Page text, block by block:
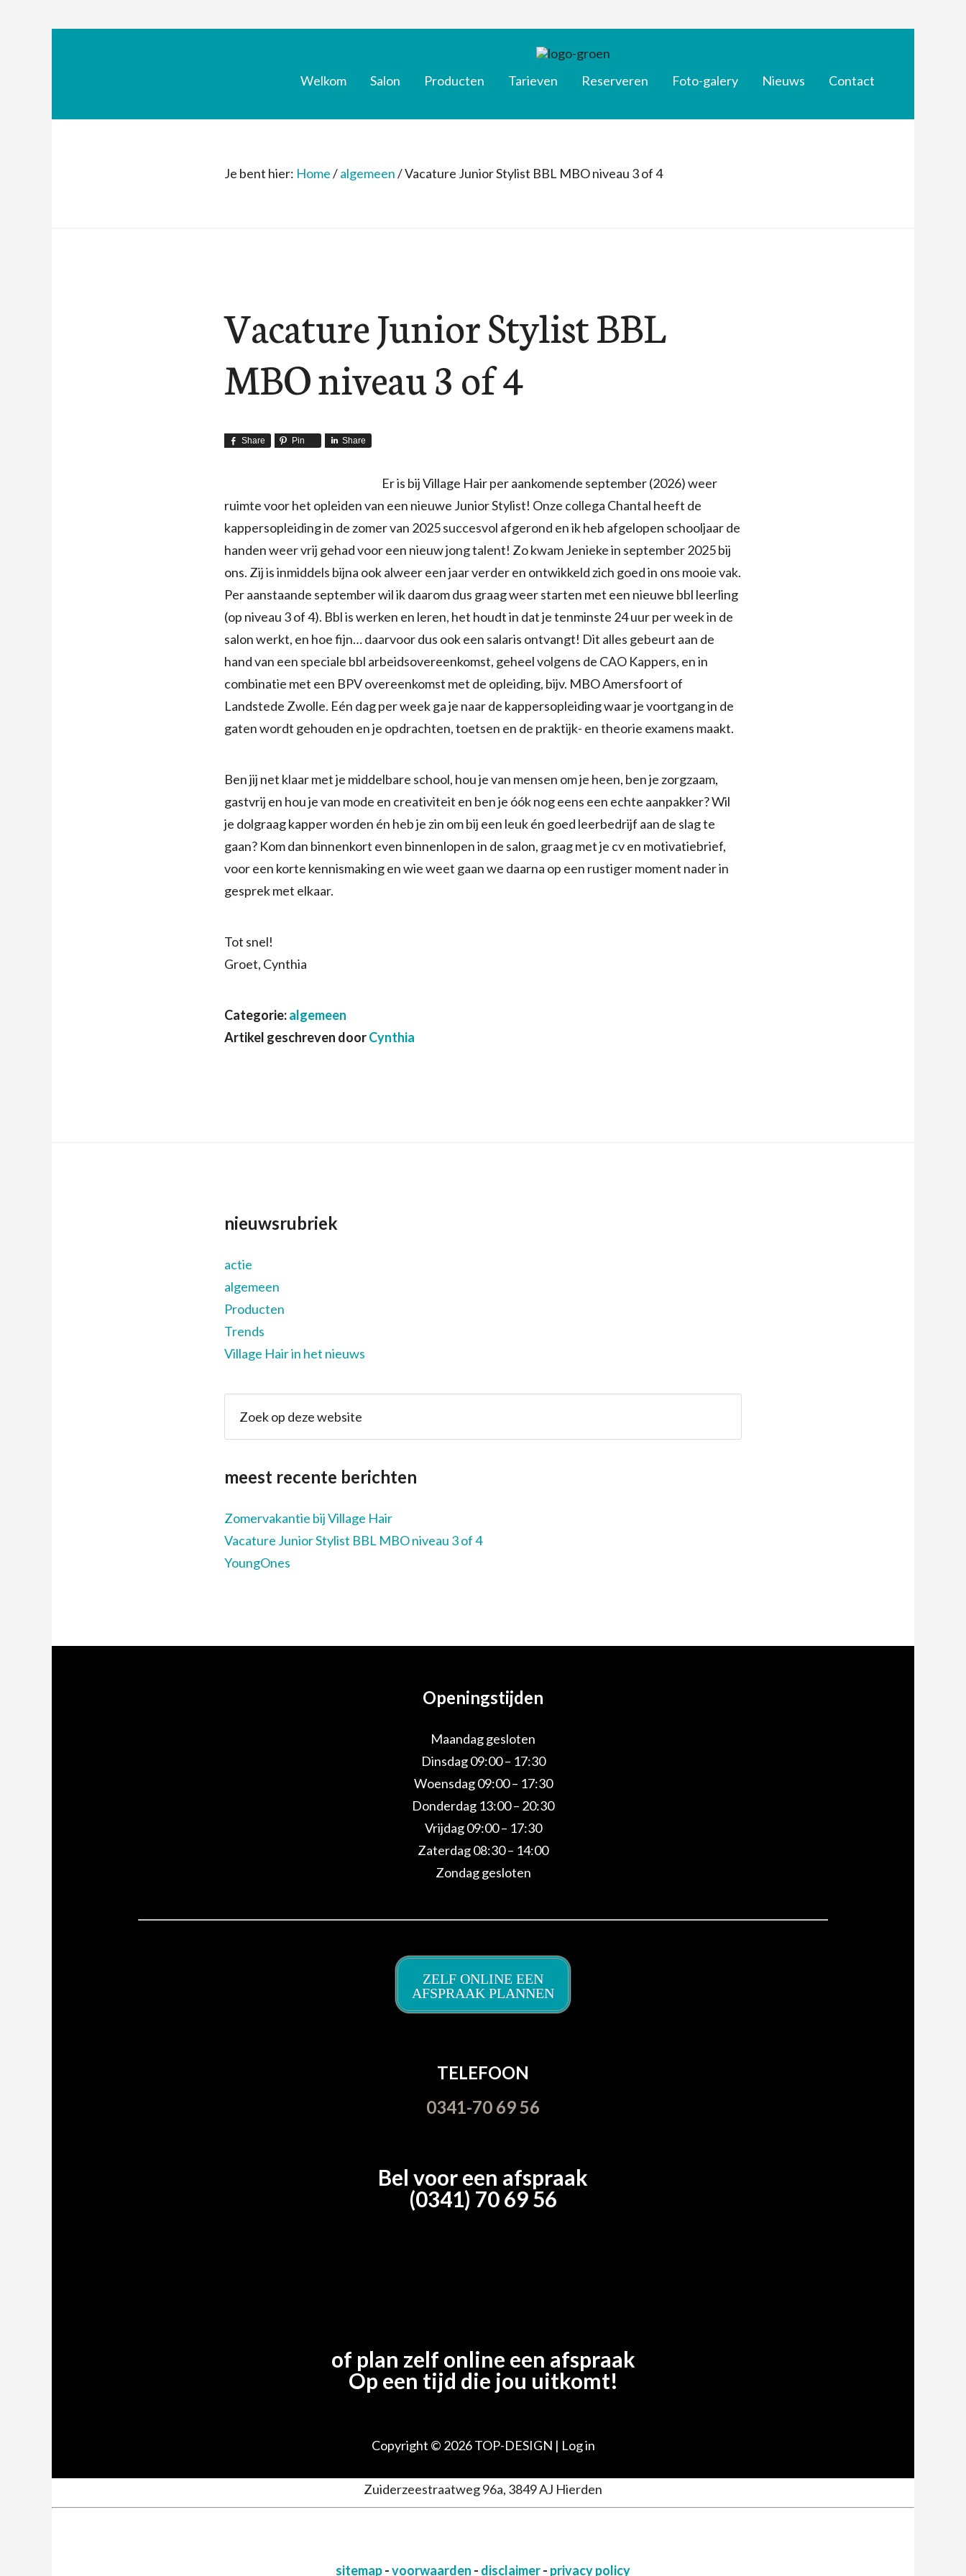
Welkom Salon Producten Tarieven Reserveren Foto-galery Nieuws Contact
Je bent hier: Home/algemeen/Vacature Junior Stylist BBL MBO niveau 3 of 4
Vacature Junior Stylist BBL
MBO niveau 3 of 4
Share Pin Share
Er is bij Village Hair per aankomende september (2026) weer
ruimte voor het opleiden van een nieuwe Junior Stylist! Onze collega Chantal heeft de
kappersopleiding in de zomer van 2025 succesvol afgerond en ik heb afgelopen schooljaar de
handen weer vrij gehad voor een nieuw jong talent! Zo kwam Jenieke in september 2025 bij
ons. Zij is inmiddels bijna ook alweer een jaar verder en ontwikkeld zich goed in ons mooie vak.
Per aanstaande september wil ik daarom dus graag weer starten met een nieuwe bbl leerling
(op niveau 3 of 4). Bbl is werken en leren, het houdt in dat je tenminste 24 uur per week in de
salon werkt, en hoe fijn… daarvoor dus ook een salaris ontvangt! Dit alles gebeurt aan de
hand van een speciale bbl arbeidsovereenkomst, geheel volgens de CAO Kappers, en in
combinatie met een BPV overeenkomst met de opleiding, bijv. MBO Amersfoort of
Landstede Zwolle. Eén dag per week ga je naar de kappersopleiding waar je voortgang in de
gaten wordt gehouden en je opdrachten, toetsen en de praktijk- en theorie examens maakt.
Ben jij net klaar met je middelbare school, hou je van mensen om je heen, ben je zorgzaam,
gastvrij en hou je van mode en creativiteit en ben je óók nog eens een echte aanpakker? Wil
je dolgraag kapper worden én heb je zin om bij een leuk én goed leerbedrijf aan de slag te
gaan? Kom dan binnenkort even binnenlopen in de salon, graag met je cv en motivatiebrief,
voor een korte kennismaking en wie weet gaan we daarna op een rustiger moment nader in
gesprek met elkaar.
Tot snel!
Groet, Cynthia
Categorie:algemeen
Artikel geschreven doorCynthia
nieuwsrubriek
actie
algemeen
Producten
Trends
Village Hair in het nieuws
meest recente berichten
Zomervakantie bij Village Hair
Vacature Junior Stylist BBL MBO niveau 3 of 4
YoungOnes
Openingstijden
Maandag gesloten
Dinsdag 09:00 – 17:30
Woensdag 09:00 – 17:30
Donderdag 13:00 – 20:30
Vrijdag 09:00 – 17:30
Zaterdag 08:30 – 14:00
Zondag gesloten
ZELF ONLINE EEN
AFSPRAAK PLANNEN
TELEFOON
0341-70 69 56
Bel voor een afspraak
(0341) 70 69 56
of plan zelf online een afspraak
Op een tijd die jou uitkomt!
Copyright © 2026TOP-DESIGN | Log in
Zuiderzeestraatweg 96a, 3849 AJ Hierden
sitemap-voorwaarden - disclaimer- privacy policy